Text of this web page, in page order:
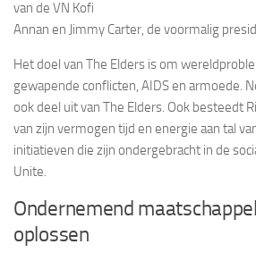
van de VN Kofi
Annan en Jimmy Carter, de voormalig
Het doel van The Elders is om
gewapende conflicten, AIDS en armoede.
ook deel uit van The Elders. Ook besteedt
van zijn vermogen tijd en energie aan tal
initiatieven die zijn ondergebracht in de
Unite.
Ondernemend
oplossen